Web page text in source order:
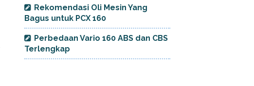
Rekomendasi Oli Mesin Yang
Bagus untuk PCX 160
Perbedaan Vario 160 ABS dan CBS
Terlengkap